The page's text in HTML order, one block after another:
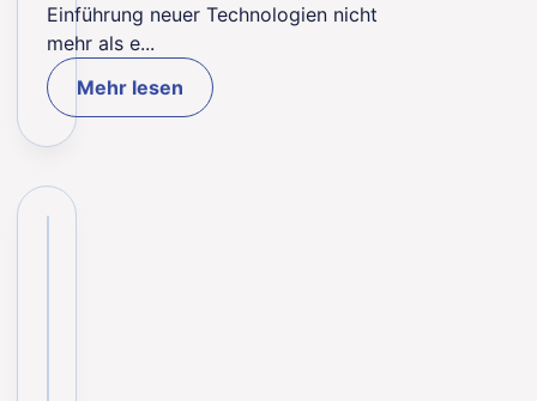
Einführung neuer Technologien nicht
mehr als e...
Mehr lesen